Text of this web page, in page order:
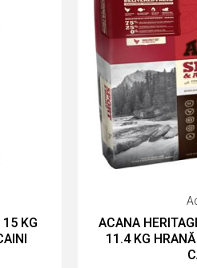
15 KG
ACANA
11.4 KG